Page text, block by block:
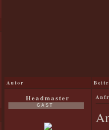
Autor
Headmaster
GAST